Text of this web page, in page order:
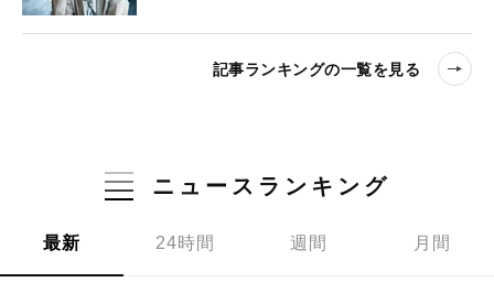
記事ランキングの一覧を見る
ニュースランキング
最新 24時間 週間 月間